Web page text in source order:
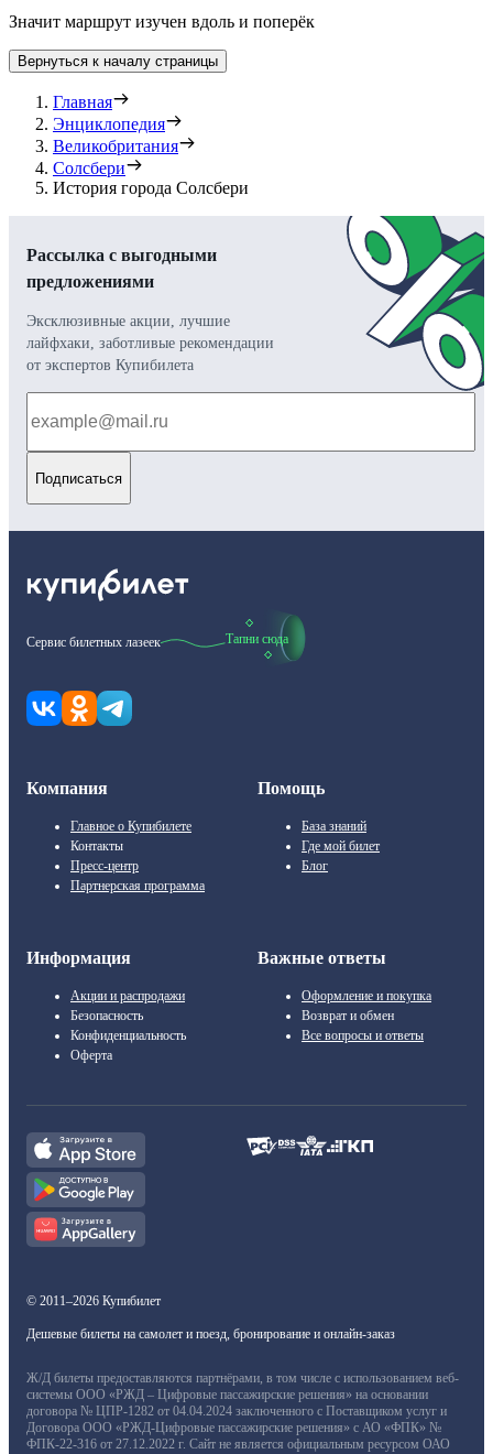
Значит маршрут изучен вдоль и поперёк
Вернуться к началу страницы
Главная
Энциклопедия
Великобритания
Солсбери
История города Солсбери
Рассылка с выгодными
предложениями
Эксклюзивные акции, лучшие
лайфхаки, заботливые рекомендации
от экспертов Купибилета
Подписаться
Сервис билетных лазеек Тапни сюда
Компания
Главное о Купибилете
Контакты
Пресс-центр
Партнерская программа
Помощь
База знаний
Где мой билет
Блог
Информация
Акции и распродажи
Безопасность
Конфиденциальность
Оферта
Важные ответы
Оформление и покупка
Возврат и обмен
Все вопросы и ответы
© 2011–2026 Купибилет
Дешевые билеты на самолет и поезд, бронирование и онлайн-заказ
Ж/Д билеты предоставляются партнёрами, в том числе с использованием веб-
системы ООО «РЖД – Цифровые пассажирские решения» на основании
договора № ЦПР-1282 от 04.04.2024 заключенного с Поставщиком услуг и
Договора ООО «РЖД-Цифровые пассажирские решения» с АО «ФПК» №
ФПК-22-316 от 27.12.2022 г. Сайт не является официальным ресурсом ОАО